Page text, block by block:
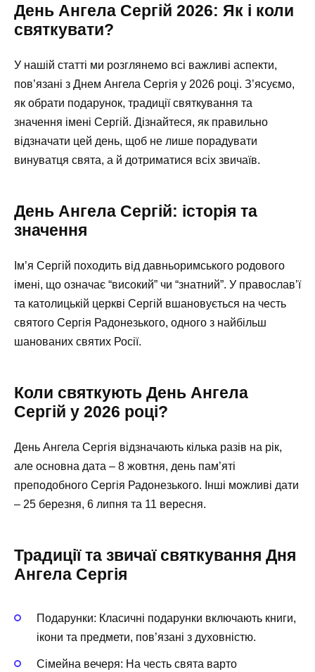
День Ангела Сергій 2026: Як і коли
святкувати?
У нашій статті ми розглянемо всі важливі аспекти,
пов’язані з Днем Ангела Сергія у 2026 році. З’ясуємо,
як обрати подарунок, традиції святкування та
значення імені Сергій. Дізнайтеся, як правильно
відзначати цей день, щоб не лише порадувати
винуватця свята, а й дотриматися всіх звичаїв.
День Ангела Сергій: історія та
значення
Ім’я Сергій походить від давньоримського родового
імені, що означає “високий” чи “знатний”. У православ’ї
та католицькій церкві Сергій вшановується на честь
святого Сергія Радонезького, одного з найбільш
шанованих святих Росії.
Коли святкують День Ангела
Сергій у 2026 році?
День Ангела Сергія відзначають кілька разів на рік,
але основна дата – 8 жовтня, день пам’яті
преподобного Сергія Радонезького. Інші можливі дати
– 25 березня, 6 липня та 11 вересня.
Традиції та звичаї святкування Дня
Ангела Сергія
Подарунки: Класичні подарунки включають книги,
ікони та предмети, пов’язані з духовністю.
Сімейна вечеря: На честь свята варто